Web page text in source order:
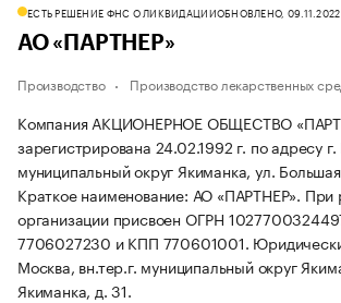
ЕСТЬ РЕШЕНИЕ ФНС О ЛИКВИДАЦИИОБНОВЛЕНО, 09.11.2022
АО «ПАРТНЕР»
Производство Производство лекарственных
Компания АКЦИОНЕРНОЕ ОБЩЕСТВО
зарегистрирована 24.02.1992 г. по адресу
муниципальный округ Якиманка, ул.
Краткое наименование: АО «ПАРТНЕР». При
организации присвоен ОГРН
7706027230 и КПП 770601001.
Москва, вн.тер.г. муниципальный округ
Якиманка, д. 31.